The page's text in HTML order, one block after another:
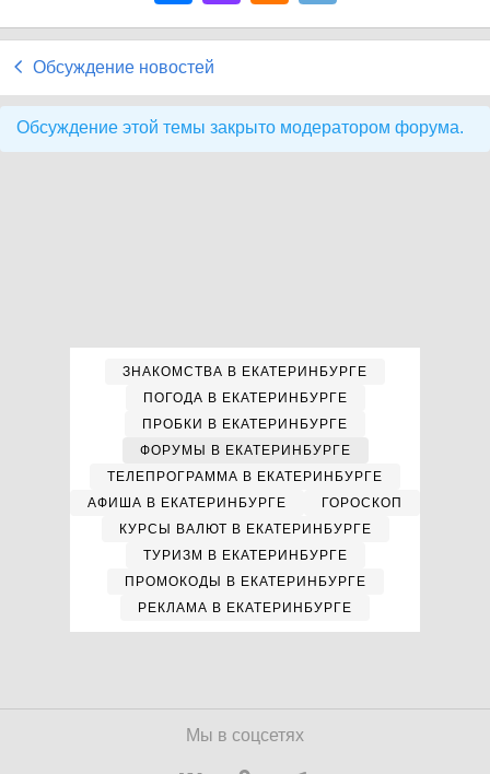
Обсуждение новостей
Обсуждение этой темы закрыто модератором форума.
ЗНАКОМСТВА В ЕКАТЕРИНБУРГЕ
ПОГОДА В ЕКАТЕРИНБУРГЕ
ПРОБКИ В ЕКАТЕРИНБУРГЕ
ФОРУМЫ В ЕКАТЕРИНБУРГЕ
ТЕЛЕПРОГРАММА В ЕКАТЕРИНБУРГЕ
АФИША В ЕКАТЕРИНБУРГЕ
ГОРОСКОП
КУРСЫ ВАЛЮТ В ЕКАТЕРИНБУРГЕ
ТУРИЗМ В ЕКАТЕРИНБУРГЕ
ПРОМОКОДЫ В ЕКАТЕРИНБУРГЕ
РЕКЛАМА В ЕКАТЕРИНБУРГЕ
Мы в соцсетях